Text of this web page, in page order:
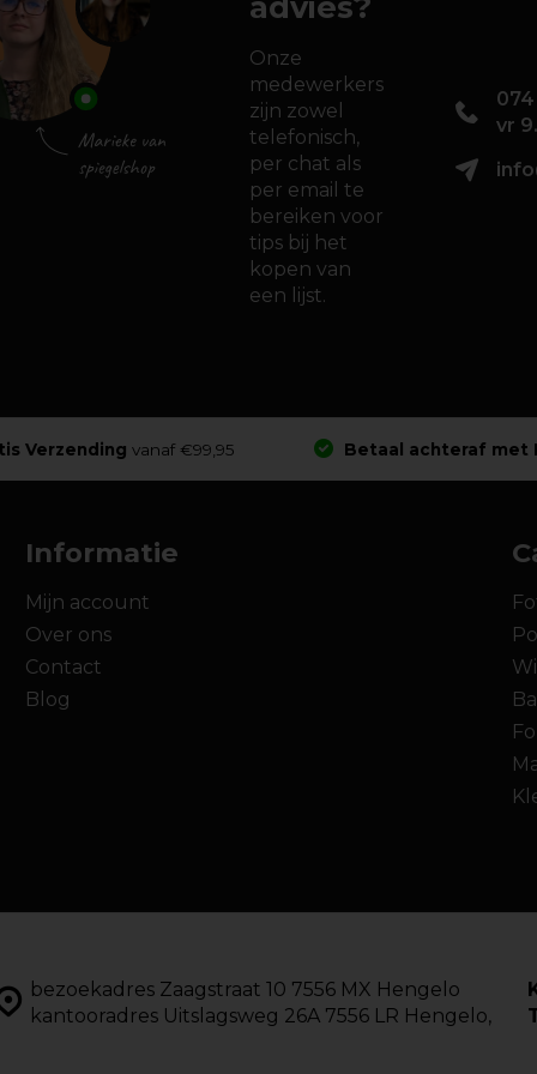
Onze
medewerkers
zijn zowel
telefonisch,
per chat als
per email te
bereiken voor
tips bij het
kopen van
een lijst.
074
vr
Verzending vanaf €99,95 Betaal achteraf met
Informatie
Mijn account
Over ons
Contact
Blog
bezoekadres Zaagstraat 10 7556 MX Hengelo
kantooradres Uitslagsweg 26A 7556 LR Hengelo,